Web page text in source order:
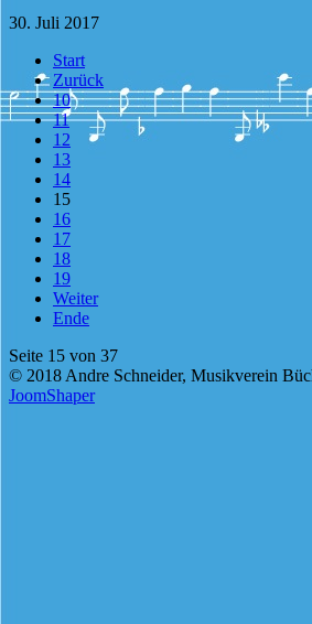
30. Juli 2017
Start
Zurück
10
11
12
13
14
15
16
17
18
19
Weiter
Ende
Seite 15 von 37
© 2018 Andre Schneider, Musikverein
JoomShaper